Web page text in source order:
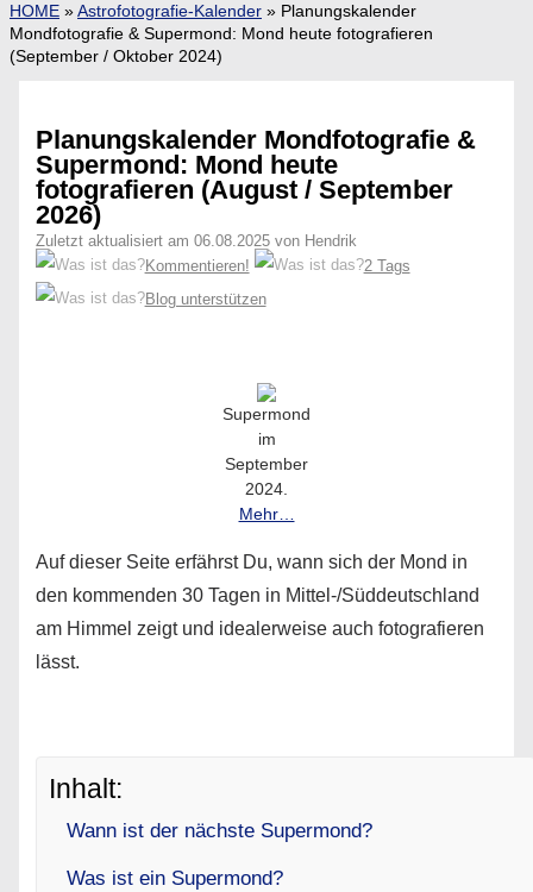
HOME »Astrofotografie-Kalender » Planungskalender
Mondfotografie & Supermond: Mond heute fotografieren
(September / Oktober 2024)
Planungskalender Mondfotografie &
Supermond: Mond heute
fotografieren (August / September
2026)
Zuletzt aktualisiert am 06.08.2025 von Hendrik
Kommentieren!
2 Tags
Blog unterstützen
Supermond
im
September
2024.
Mehr…
Auf dieser Seite erfährst Du, wann sich der Mond in
den kommenden 30 Tagen in Mittel-/Süddeutschland
am Himmel zeigt und idealerweise auch fotografieren
lässt.
Inhalt:
Wann ist der nächste Supermond?
Was ist ein Supermond?